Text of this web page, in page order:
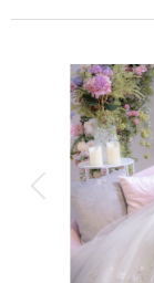
撮影料
着付け
アルバム
衣装追加
家族と撮影
全データ、衣裳小物